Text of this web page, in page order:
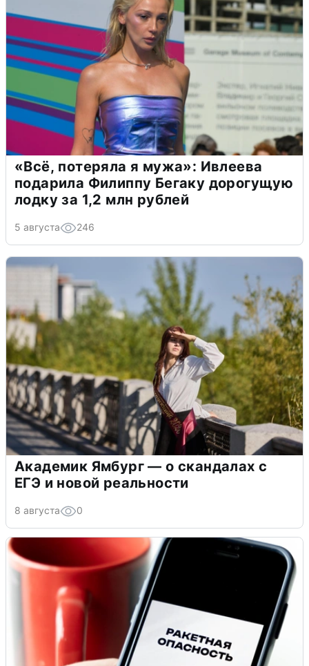
«Всё, потеряла я мужа»: Ивлеева
подарила Филиппу Бегаку дорогущую
лодку за 1,2 млн рублей
5 августа 246
Академик Ямбург — о скандалах с
ЕГЭ и новой реальности
8 августа 0